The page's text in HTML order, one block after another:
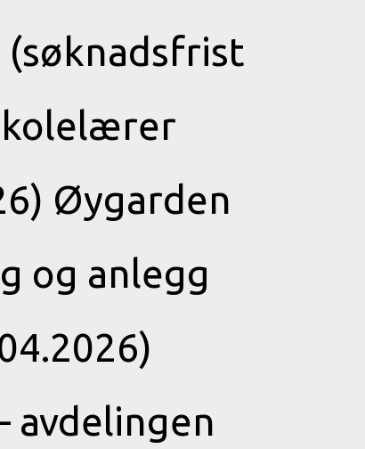
(søknadsfrist
Øygarden
og anlegg
avdelingen